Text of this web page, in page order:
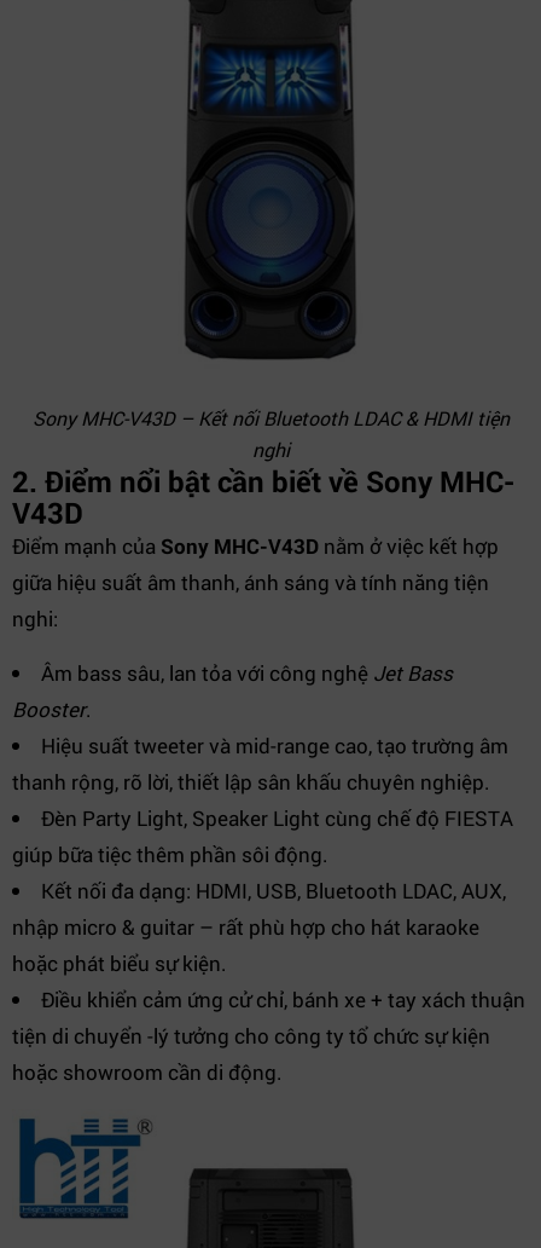
Sony MHC-V43D – Kết nối Bluetooth LDAC & HDMI tiện
nghi
2. Điểm nổi bật cần biết về Sony MHC-
V43D
Điểm mạnh của Sony MHC-V43D nằm ở việc kết hợp
giữa hiệu suất âm thanh, ánh sáng và tính năng tiện
nghi:
Âm bass sâu, lan tỏa với công nghệ Jet Bass
Booster.
Hiệu suất tweeter và mid-range cao, tạo trường âm
thanh rộng, rõ lời, thiết lập sân khấu chuyên nghiệp.
Đèn Party Light, Speaker Light cùng chế độ FIESTA
giúp bữa tiệc thêm phần sôi động.
Kết nối đa dạng: HDMI, USB, Bluetooth LDAC, AUX,
nhập micro & guitar – rất phù hợp cho hát karaoke
hoặc phát biểu sự kiện.
Điều khiển cảm ứng cử chỉ, bánh xe + tay xách thuận
tiện di chuyển -lý tưởng cho công ty tổ chức sự kiện
hoặc showroom cần di động.